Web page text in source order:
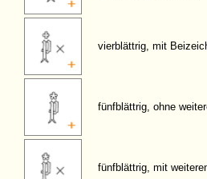
vierblättrig, mit
fünfblättrig, ohne
fünfblättrig, mit